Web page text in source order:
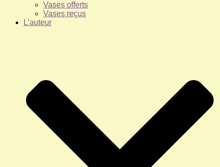
Vases offerts
Vases reçus
L’auteur